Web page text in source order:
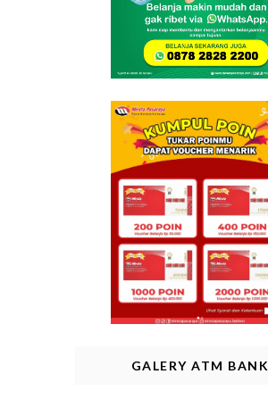
GALERY ATM BANK